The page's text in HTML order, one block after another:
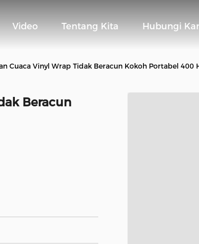
Video Tentang Kita Hubungi
Cuaca Vinyl Wrap Tidak Beracun Kokoh Portabel 400
Beracun